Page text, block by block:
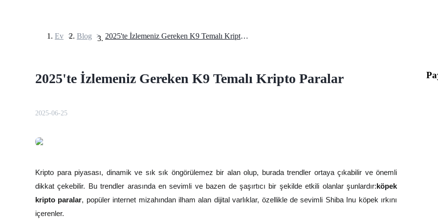
USDT Vadeli İşlemleri
Ev > Blog > 2025'te İzlemeniz Gereken K9 Temalı Kripto Paralar
2025'te İzlemeniz Gereken K9 Temalı Kripto Paralar
2025-06-25
Kripto para piyasası, dinamik ve sık sık öngörülemez bir alan olup, burada trendler ortaya çıkabilir ve önemli
dikkat çekebilir. Bu trendler arasında en sevimli ve bazen de şaşırtıcı bir şekilde etkili olanlar şunlardır:köpek
kripto paralar, popüler internet mizahından ilham alan dijital varlıklar, özellikle de sevimli Shiba Inu köpek ırkını
içerenler.